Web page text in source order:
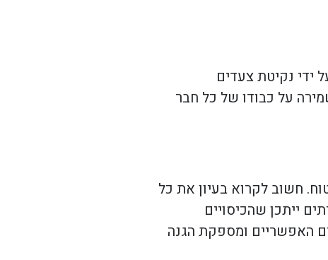
ידי נקיטת צעדים
על כבודו של כל חבר
חשוב לקרוא בעיון את כל
ייתכן שהכיסויים
האפשריים ומספקת הגנה